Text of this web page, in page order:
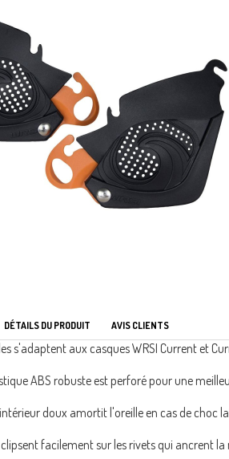
DÉTAILS DU PRODUIT AVIS CLIENTS
s'adaptent aux casques WRSI Current et
ABS robuste est perforé pour une
doux amortit l'oreille en cas de choc
clipsent facilement sur les rivets qui ancrent la